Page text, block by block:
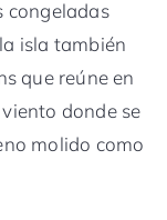
congeladas
isla también
que reúne en
donde se
molido como